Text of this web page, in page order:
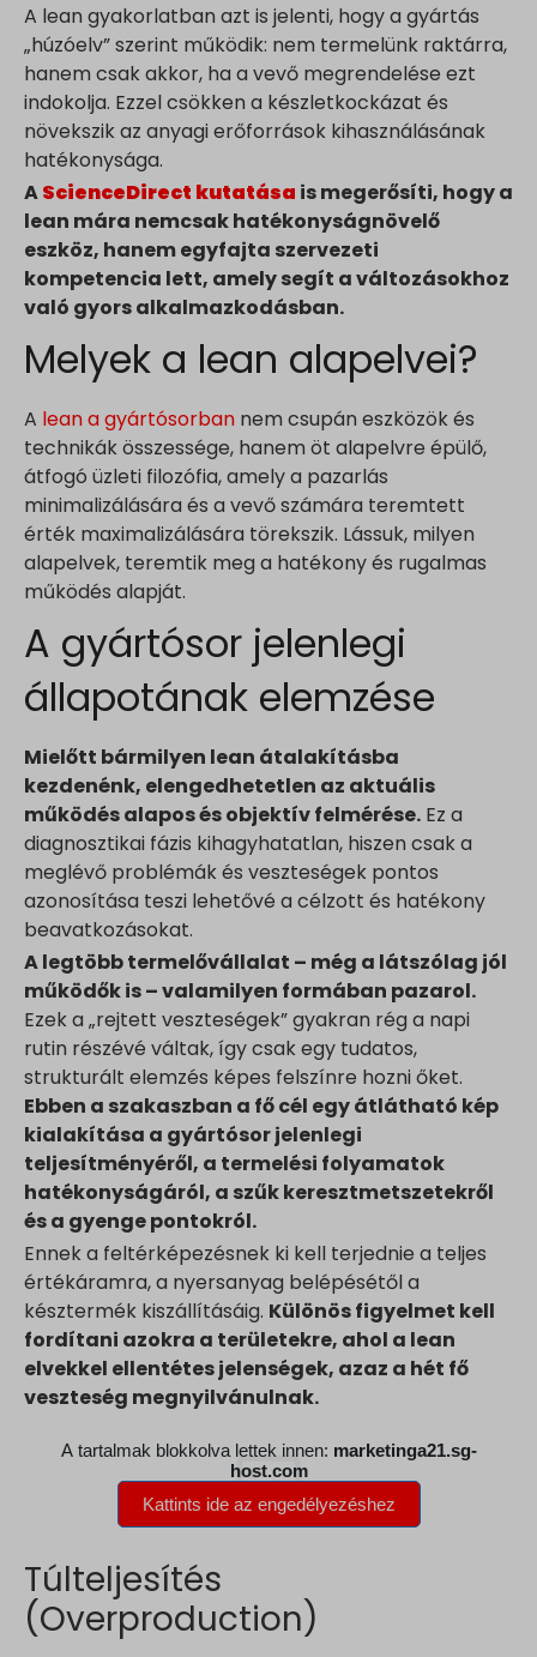
A lean gyakorlatban azt is jelenti, hogy a gyártás
„húzóelv” szerint működik: nem termelünk raktárra,
hanem csak akkor, ha a vevő megrendelése ezt
indokolja. Ezzel csökken a készletkockázat és
növekszik az anyagi erőforrások kihasználásának
hatékonysága.
AScienceDirect kutatása is megerősíti, hogy a
lean mára nemcsak hatékonyságnövelő
eszköz, hanem egyfajta szervezeti
kompetencia lett, amely segít a változásokhoz
való gyors alkalmazkodásban.
Melyek a lean alapelvei?
A lean a gyártósorban nem csupán eszközök és
technikák összessége, hanem öt alapelvre épülő,
átfogó üzleti filozófia, amely a pazarlás
minimalizálására és a vevő számára teremtett
érték maximalizálására törekszik. Lássuk, milyen
alapelvek, teremtik meg a hatékony és rugalmas
működés alapját.
A gyártósor jelenlegi
állapotának elemzése
Mielőtt bármilyen lean átalakításba
kezdenénk, elengedhetetlen az aktuális
működés alapos és objektív felmérése. Ez a
diagnosztikai fázis kihagyhatatlan, hiszen csak a
meglévő problémák és veszteségek pontos
azonosítása teszi lehetővé a célzott és hatékony
beavatkozásokat.
A legtöbb termelővállalat – még a látszólag jól
működők is – valamilyen formában pazarol.
Ezek a „rejtett veszteségek” gyakran rég a napi
rutin részévé váltak, így csak egy tudatos,
strukturált elemzés képes felszínre hozni őket.
Ebben a szakaszban a fő cél egy átlátható kép
kialakítása a gyártósor jelenlegi
teljesítményéről, a termelési folyamatok
hatékonyságáról, a szűk keresztmetszetekről
és a gyenge pontokról.
Ennek a feltérképezésnek ki kell terjednie a teljes
értékáramra, a nyersanyag belépésétől a
késztermék kiszállításáig. Különös figyelmet kell
fordítani azokra a területekre, ahol a lean
elvekkel ellentétes jelenségek, azaz a hét fő
veszteség megnyilvánulnak.
Túlteljesítés
(Overproduction)